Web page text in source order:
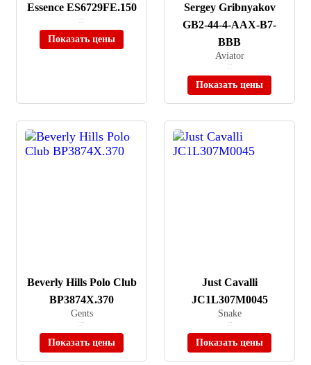
Essence ES6729FE.150
Показать цены
Sergey Gribnyakov
GB2-44-4-AAX-B7-
BBB
Aviator
Показать цены
Beverly Hills Polo Club
BP3874X.370
Gents
Показать цены
Just Cavalli
JC1L307M0045
Snake
Показать цены